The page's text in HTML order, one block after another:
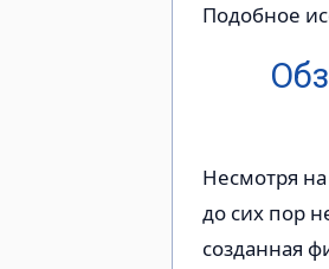
Подобное
Несмотря
до сих пор
созданная